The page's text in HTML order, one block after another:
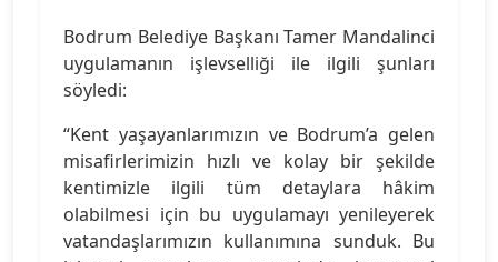
Bodrum Belediye Başkanı Tamer Mandalinci
uygulamanın işlevselliği ile ilgili şunları
söyledi:
“Kent yaşayanlarımızın ve Bodrum’a gelen
misafirlerimizin hızlı ve kolay bir şekilde
kentimizle ilgili tüm detaylara hâkim
olabilmesi için bu uygulamayı yenileyerek
vatandaşlarımızın kullanımına sunduk. Bu